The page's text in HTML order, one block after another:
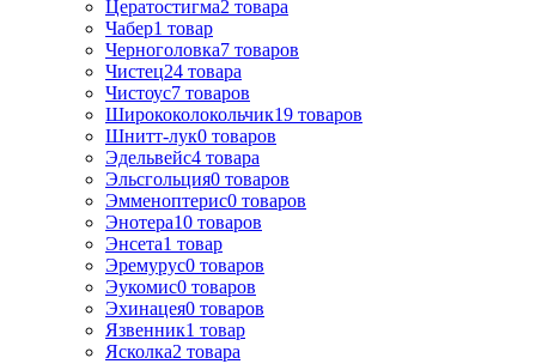
Цератостигма2 товара
Чабер1 товар
Черноголовка7 товаров
Чистец24 товара
Чистоус7 товаров
Ширококолокольчик19 товаров
Шнитт-лук0 товаров
Эдельвейс4 товара
Эльсгольция0 товаров
Эмменоптерис0 товаров
Энотера10 товаров
Энсета1 товар
Эремурус0 товаров
Эукомис0 товаров
Эхинацея0 товаров
Язвенник1 товар
Ясколка2 товара